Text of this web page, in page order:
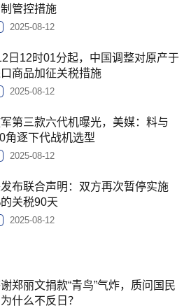
管控措施
2025-08-12
日12时01分起，中国调整对原产于
商品加征关税措施
2025-08-12
第三款六代机曝光，美媒：料与
角逐下代战机选型
2025-08-12
布联合声明：双方再次暂停实施
关税90天
2025-08-12
谢郑丽文捐款“青鸟”气炸，质问国民
什么不反日？